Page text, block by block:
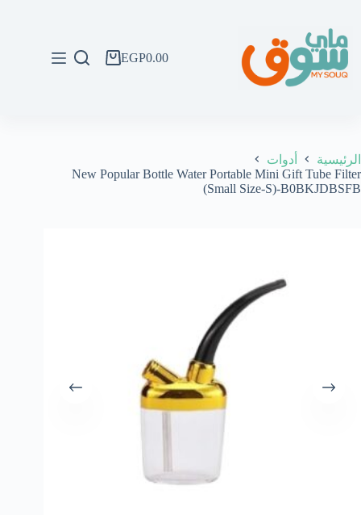
المحتوى
عربةEGP0.00
الرئيسية
أدوات
New Popular Bottle Water Portable Mini Gift Tube Filter
(Small Size-S)-B0BKJDBSFB